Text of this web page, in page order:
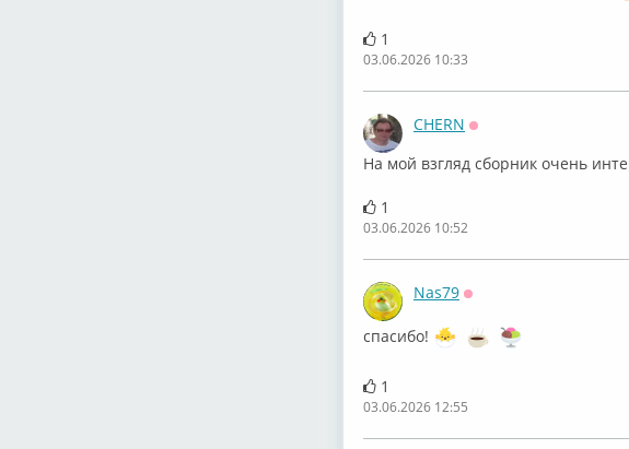
1
03.06.2026 10:33
CHERN
На мой взгляд сборник очень
1
03.06.2026 10:52
Nas79
спасибо!
1
03.06.2026 12:55